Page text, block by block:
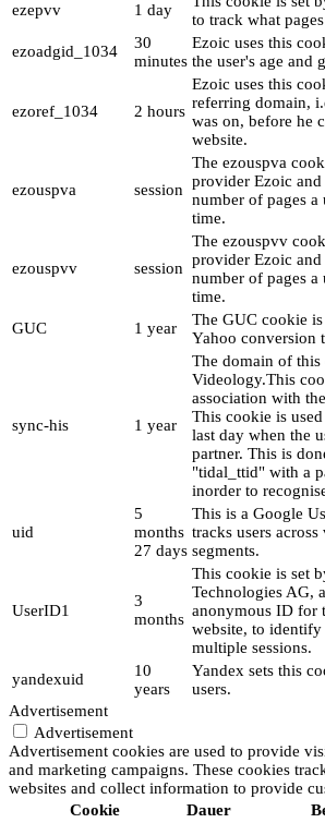
ezepvv
1 day
to track what
ezoadgid_1034
30
minutes
Ezoic uses this
the user's age and
ezoref_1034 2 hours
Ezoic uses this
referring domain,
was on, before he
website.
ezouspva session
The ezouspva
provider Ezoic and
number of pages a
time.
ezouspvv session
The ezouspvv
provider Ezoic and
number of pages a
time.
GUC
1 year
The GUC cookie
Yahoo conversion
sync-his 1 year
The domain of
Videology.This
association with
This cookie is
last day when the
partner. This is
"tidal_ttid" with a
inorder to
uid
5
months
27 days
This is a Google
tracks users
segments.
UserID1
3
months
This cookie is set
Technologies AG,
anonymous ID for
website, to identify
multiple sessions.
yandexuid
10
years
Yandex sets this
users.
Advertisement
Advertisement
Advertisement cookies are used to provide
and marketing campaigns. These cookies
websites and collect information to provide
Cookie
Dauer